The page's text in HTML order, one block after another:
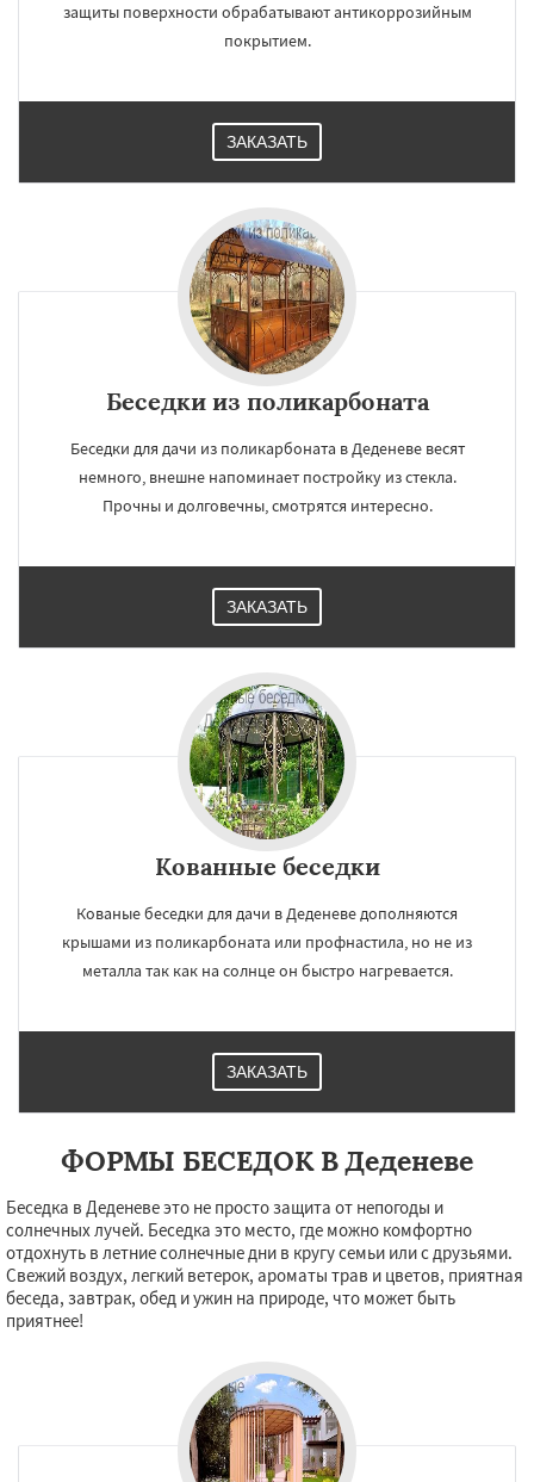
Работаем по
регионам
×
Жилево Загорянский Запрудная
Икша Ильинский Красково Лесной
Лопатино Лотошино
Менделеевск Михнево
Некрасовское
Обухово Октябрьский Правдинский
Северный Софрино Томилино Тучково
Фряново Хорлово Черкизово Черусти
Шаховская
защиты поверхности обрабатывают антикоррозийным
покрытием.
ЗАКАЗАТЬ
Беседки из поликарбоната
Беседки для дачи из поликарбоната в Деденеве весят
немного, внешне напоминает постройку из стекла.
Прочны и долговечны, смотрятся интересно.
ЗАКАЗАТЬ
Кованные беседки
Кованые беседки для дачи в Деденеве дополняются
крышами из поликарбоната или профнастила, но не из
металла так как на солнце он быстро нагревается.
ЗАКАЗАТЬ
ФОРМЫ БЕСЕДОК В Деденеве
Беседка в Деденеве это не просто защита от непогоды и
солнечных лучей. Беседка это место, где можно комфортно
отдохнуть в летние солнечные дни в кругу семьи или с друзьями.
Свежий воздух, легкий ветерок, ароматы трав и цветов, приятная
беседа, завтрак, обед и ужин на природе, что может быть
приятнее!
УЗНАТЬ ПОДРОБНЕЕ
Даю согласие на обработку персональных данных